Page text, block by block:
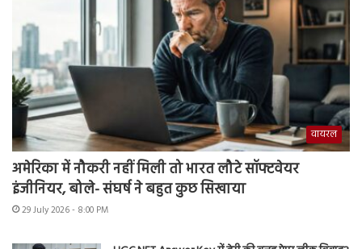
वायरल
अमेरिका में नौकरी नहीं मिली तो भारत लौटे सॉफ्टवेयर
इंजीनियर, बोले- संघर्ष ने बहुत कुछ सिखाया
29 July 2026 - 8:00 PM